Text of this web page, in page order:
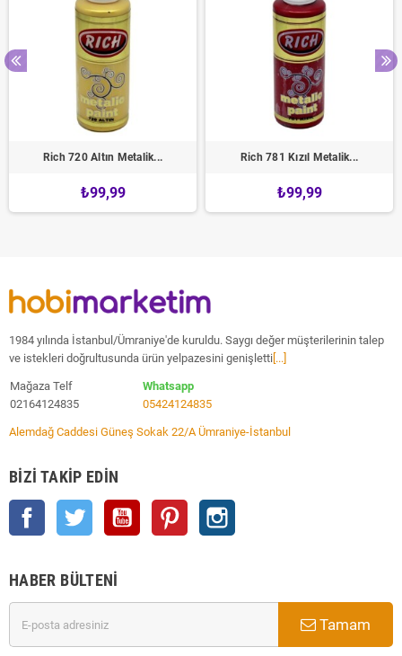
Rich 720 Altın Metalik...
₺99,99
Rich 781 Kızıl Metalik...
₺99,99
1984 yılında İstanbul/Ümraniye'de kuruldu. Saygı değer müşterilerinin talep
ve istekleri doğrultusunda ürün yelpazesini genişletti [...]
Mağaza Telf
02164124835
Whatsapp
05424124835
Alemdağ Caddesi Güneş Sokak 22/A Ümraniye-İstanbul
BIZI TAKIP EDIN
Facebook Twitter YouTube Pinterest
HABER BÜLTENI
Tamam